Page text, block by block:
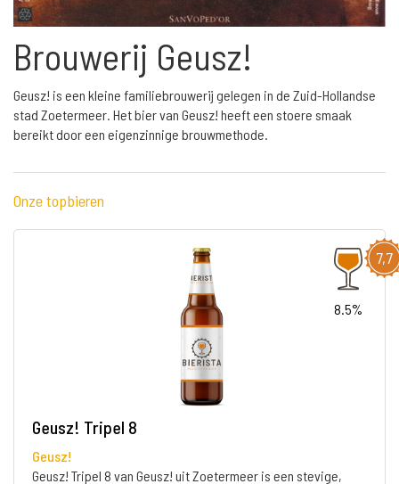
Brouwerij Geusz!
Geusz! is een kleine familiebrouwerij gelegen in de Zuid-Hollandse
stad Zoetermeer. Het bier van Geusz! heeft een stoere smaak
bereikt door een eigenzinnige brouwmethode.
Onze topbieren
7,7
8.5%
Geusz! Tripel 8
Geusz!
Geusz! Tripel 8 van Geusz! uit Zoetermeer is een stevige,